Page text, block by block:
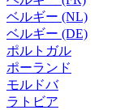
ベルギー (NL)
ベルギー (DE)
ポルトガル
ポーランド
モルドバ
ラトビア